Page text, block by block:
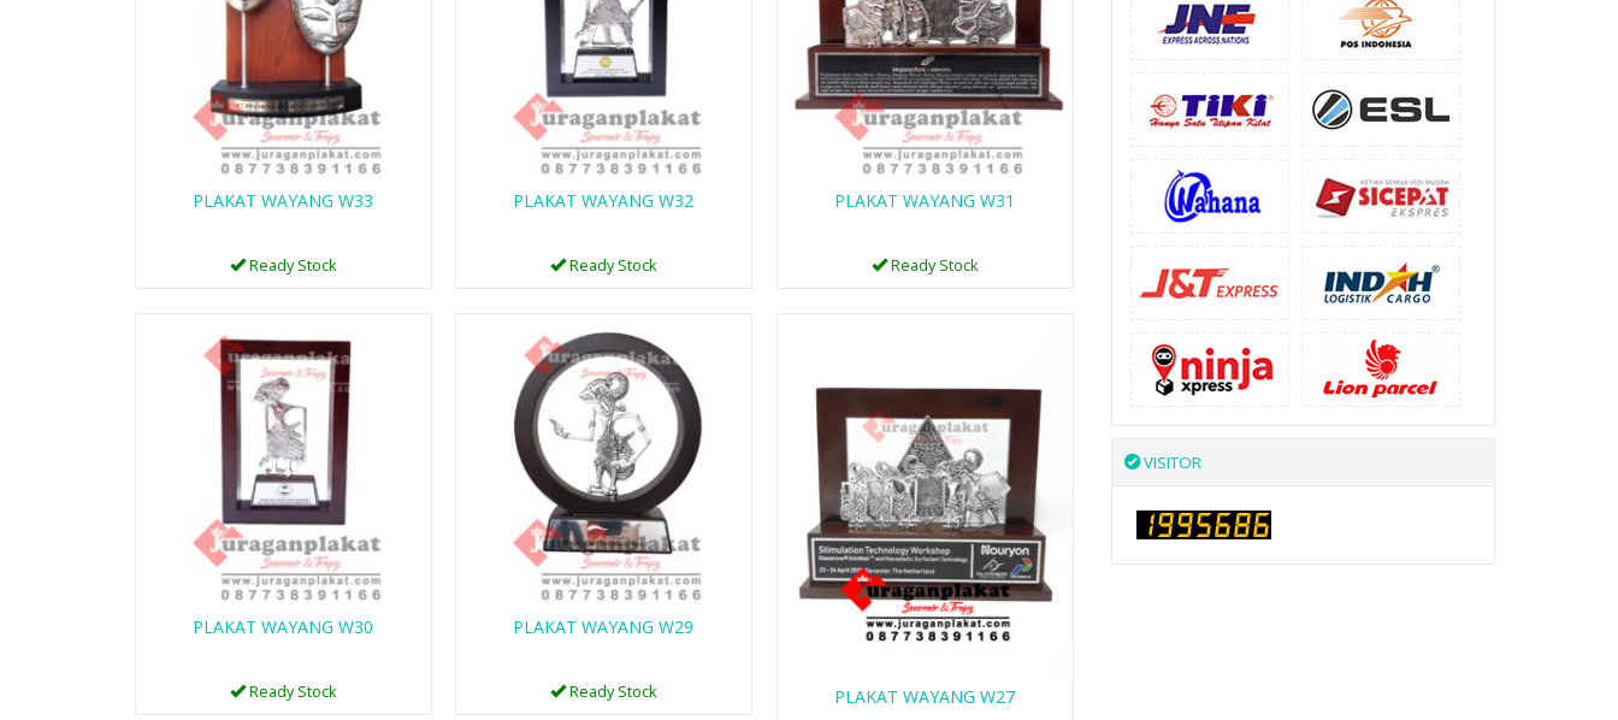
PLAKAT WAYANG W33
Ready Stock
PLAKAT WAYANG W32
Ready Stock
PLAKAT WAYANG W31
Ready Stock
PLAKAT WAYANG W30
Ready Stock
PLAKAT WAYANG W29
Ready Stock PLAKAT WAYANG W27
VISITOR